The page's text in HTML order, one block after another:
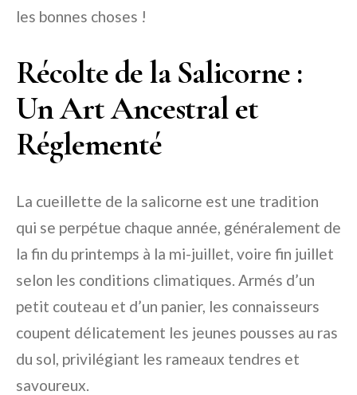
les bonnes choses !
Récolte de la Salicorne :
Un Art Ancestral et
Réglementé
La cueillette de la salicorne est une tradition
qui se perpétue chaque année, généralement de
la fin du printemps à la mi-juillet, voire fin juillet
selon les conditions climatiques. Armés d’un
petit couteau et d’un panier, les connaisseurs
coupent délicatement les jeunes pousses au ras
du sol, privilégiant les rameaux tendres et
savoureux.